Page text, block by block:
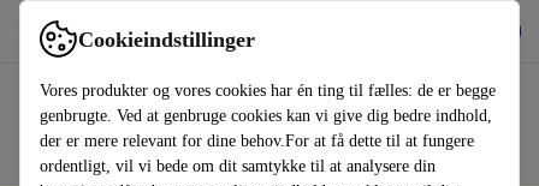
Cookieindstillinger
Vores produkter og vores cookies har én ting til fælles: de er begge
genbrugte. Ved at genbruge cookies kan vi give dig bedre indhold,
der er mere relevant for dine behov.For at få dette til at fungere
ordentligt, vil vi bede om dit samtykke til at analysere din
Brug refurbed hurtigt og nemt